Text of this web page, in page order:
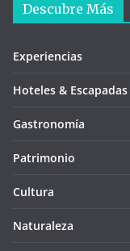
Descubre Más
Experiencias
Hoteles & Escapadas
Gastronomía
Patrimonio
Cultura
Naturaleza